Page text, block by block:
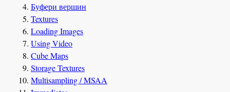
Буфери вершин
Textures
Loading Images
Using Video
Cube Maps
Storage Textures
Multisampling / MSAA